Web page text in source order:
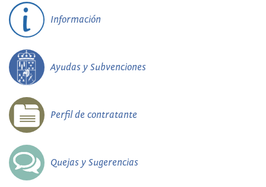
Información
Ayudas y Subvenciones
Perfil de contratante
Quejas y Sugerencias